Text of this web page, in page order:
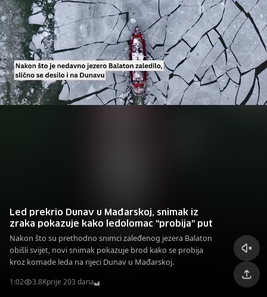
Led prekrio Dunav u Mađarskoj, snimak iz
zraka pokazuje kako ledolomac "probija" put
Nakon što su prethodno snimci zaleđenog jezera Balaton
obišli svijet, novi snimak pokazuje brod kako se probija
kroz komade leda na rijeci Dunav u Mađarskoj.
1:02 3.8Kprije 203 dana